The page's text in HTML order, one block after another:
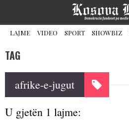
LAJME VIDEO SPORT SHOWBIZ
TAG
afrike-e-jugut
U gjetën 1 lajme: